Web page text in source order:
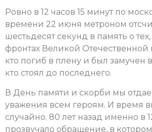
Ровно в 12 часов 15 минут по
времени 22 июня метроном
шестьдесят секунд в память о
фронтах Великой Отечественной
кто погиб в плену и был замучен
кто стоял до последнего.
В День памяти и скорби мы
уважения всем героям. И время
случайно. 80 лет назад именно в
прозвучало обращение, в